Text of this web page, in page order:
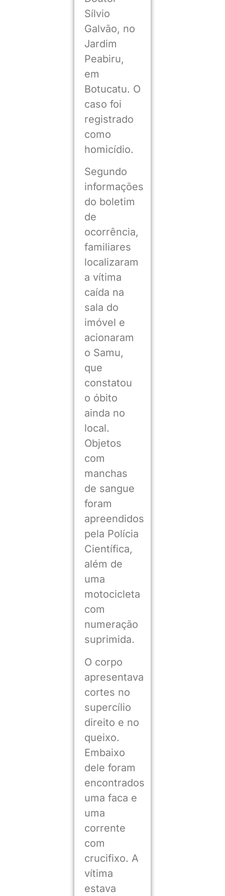
Sílvio
Galvão, no
Jardim
Peabiru,
em
Botucatu. O
caso foi
registrado
como
homicídio.
Segundo
informações
do boletim
de
ocorrência,
familiares
localizaram
a vítima
caída na
sala do
imóvel e
acionaram
o Samu,
que
constatou
o óbito
ainda no
local.
Objetos
com
manchas
de sangue
foram
apreendidos
pela Polícia
Científica,
além de
uma
motocicleta
com
numeração
suprimida.
O corpo
apresentava
cortes no
supercílio
direito e no
queixo.
Embaixo
dele foram
encontrados
uma faca e
uma
corrente
com
crucifixo. A
vítima
estava